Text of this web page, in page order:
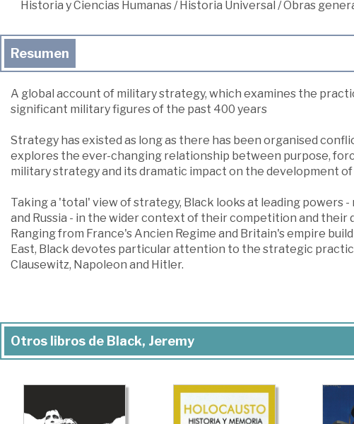
Historia y Ciencias Humanas/Historia Universal /Obras
Resumen
A global account of military strategy, which examines the
significant military figures of the past 400 years
Strategy has existed as long as there has been organised
explores the ever-changing relationship between purpose,
military strategy and its dramatic impact on the development
Taking a 'total' view of strategy, Black looks at leading powers
and Russia - in the wider context of their competition and
Ranging from France's Ancien Regime and Britain's empire
East, Black devotes particular attention to the strategic
Clausewitz, Napoleon and Hitler.
Otros libros de Black, Jeremy